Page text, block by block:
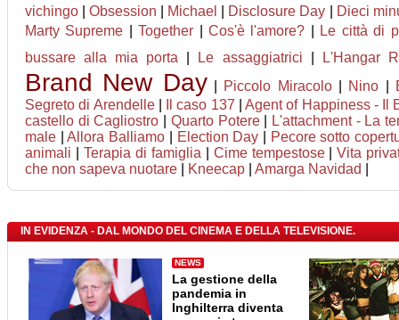
vichingo |Obsession Michael Disclosure Day
Dieci
Marty Supreme |Together |Cos'è l'amore?
Le città di
bussare alla mia porta
Le assaggiatrici L'Hangar
Brand New Day Piccolo Miracolo| Nino
Segreto di Arendelle| Il caso 137
Agent of Happiness - Il
castello di Cagliostro
Quarto Potere|
L'attachment - La
male |Allora Balliamo Election Day
Pecore sotto
animali
Terapia di famiglia Cime tempestose|Vita
che non sapeva nuotare
Kneecap Amarga Navidad
IN EVIDENZA - DAL MONDO DEL CINEMA E DELLA TELEVISIONE.
NEWS
La gestione della
pandemia in
Inghilterra diventa